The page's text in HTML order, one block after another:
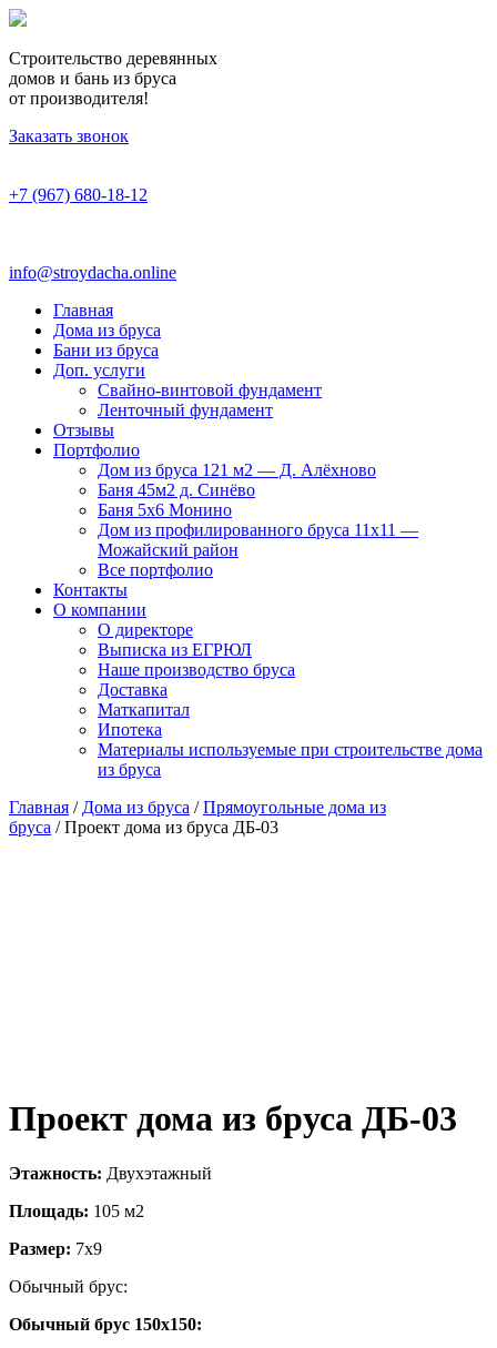
Строительство деревянных
домов и бань из бруса
от производителя!
Заказать звонок
+7 (967) 680-18-12
info@stroydacha.online
Главная
Дома из бруса
Бани из бруса
Доп. услуги
Свайно-винтовой фундамент
Ленточный фундамент
Отзывы
Портфолио
Дом из бруса 121 м2 — Д. Алёхново
Баня 45м2 д. Синёво
Баня 5х6 Монино
Дом из профилированного бруса 11х11 —
Можайский район
Все портфолио
Контакты
О компании
О директоре
Выписка из ЕГРЮЛ
Наше производство бруса
Доставка
Маткапитал
Ипотека
Материалы используемые при строительстве дома
из бруса
Главная / Дома из бруса /Прямоугольные дома из
бруса / Проект дома из бруса ДБ-03
Проект дома из бруса ДБ-03
Этажность: Двухэтажный
Площадь: 105 м2
Размер: 7х9
Обычный брус:
Обычный брус 150х150: